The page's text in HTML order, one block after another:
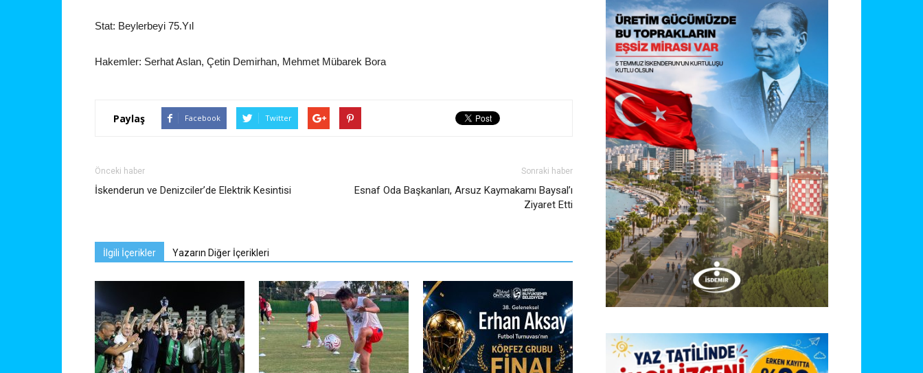
Stat: Beylerbeyi 75.Yıl
Hakemler: Serhat Aslan, Çetin Demirhan, Mehmet Mübarek Bora
Paylaş Facebook Twitter
Önceki haber
İskenderun ve Denizciler’de Elektrik Kesintisi
Sonraki haber
Esnaf Oda Başkanları, Arsuz Kaymakamı Baysal’ı
Ziyaret Etti
İlgili İçerikler Yazarın Diğer İçerikleri